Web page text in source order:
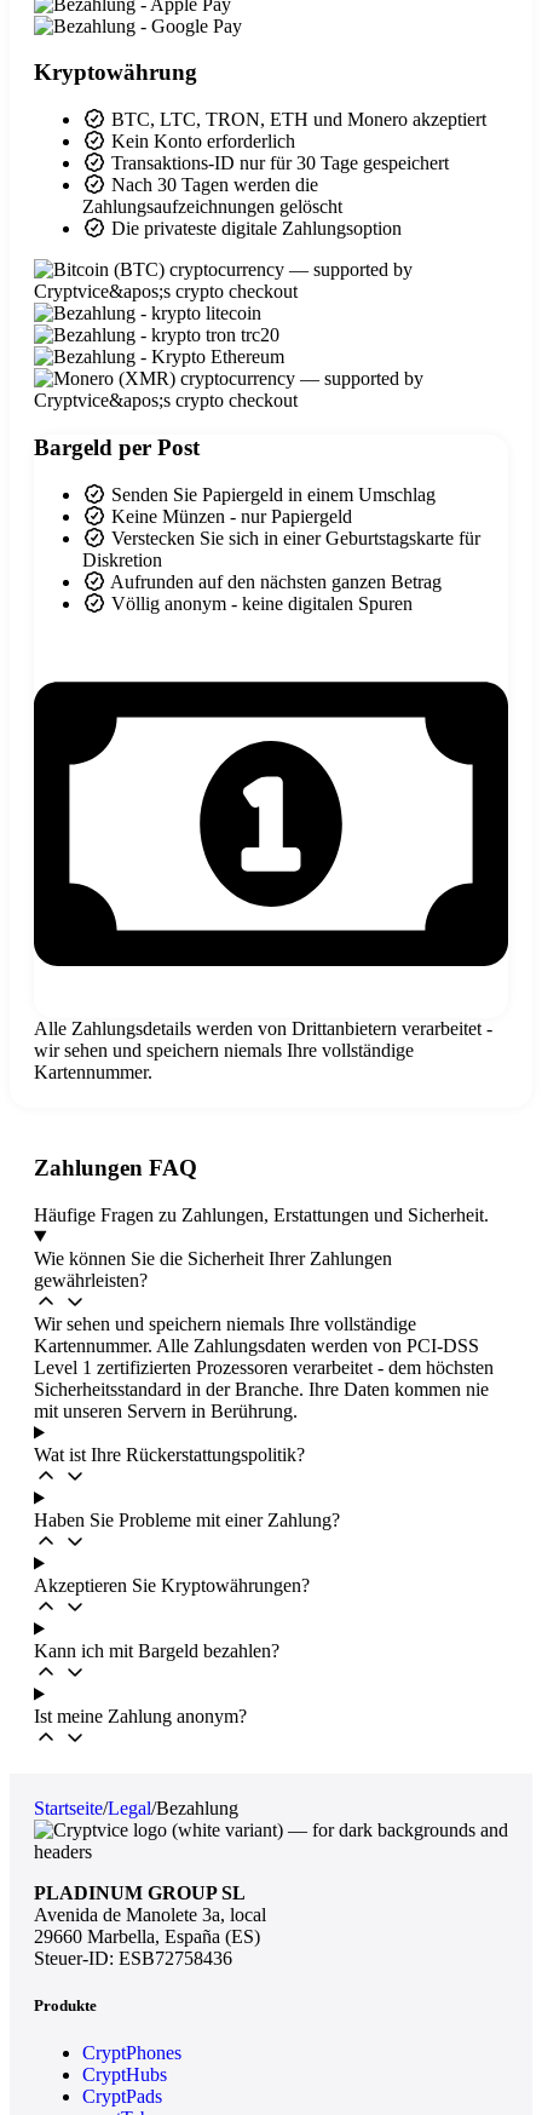
Kryptowährung
BTC, LTC, TRON, ETH und Monero akzeptiert
Kein Konto erforderlich
Transaktions-ID nur für 30 Tage gespeichert
Nach 30 Tagen werden die
Zahlungsaufzeichnungen gelöscht
Die privateste digitale Zahlungsoption
Bargeld per Post
Senden Sie Papiergeld in einem Umschlag
Keine Münzen - nur Papiergeld
Verstecken Sie sich in einer Geburtstagskarte für
Diskretion
Aufrunden auf den nächsten ganzen Betrag
Völlig anonym - keine digitalen Spuren
Alle Zahlungsdetails werden von Drittanbietern verarbeitet -
wir sehen und speichern niemals Ihre vollständige
Kartennummer.
Zahlungen FAQ
Häufige Fragen zu Zahlungen, Erstattungen und Sicherheit.
Wie können Sie die Sicherheit Ihrer Zahlungen
gewährleisten?
Wir sehen und speichern niemals Ihre vollständige
Kartennummer. Alle Zahlungsdaten werden von PCI-DSS
Level 1 zertifizierten Prozessoren verarbeitet - dem höchsten
Sicherheitsstandard in der Branche. Ihre Daten kommen nie
mit unseren Servern in Berührung.
Wat ist Ihre Rückerstattungspolitik?
Haben Sie Probleme mit einer Zahlung?
Akzeptieren Sie Kryptowährungen?
Kann ich mit Bargeld bezahlen?
Ist meine Zahlung anonym?
Startseite/Legal/Bezahlung
PLADINUM GROUP SL
Avenida de Manolete 3a, local
29660 Marbella, España (ES)
Steuer-ID: ESB72758436
Produkte
CryptPhones
CryptHubs
CryptPads